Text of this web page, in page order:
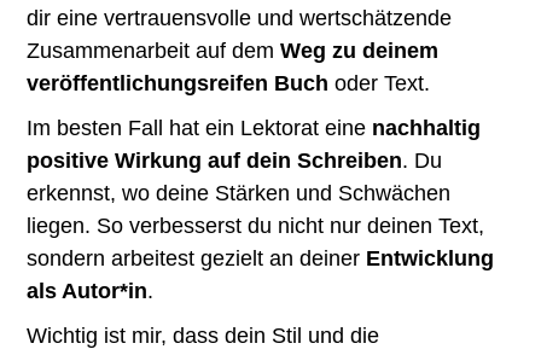
dir eine vertrauensvolle und wertschätzende
Zusammenarbeit auf demWeg zu deinem
veröffentlichungsreifen Buch oder Text.
Im besten Fall hat ein Lektorat eine nachhaltig
positive Wirkung auf dein Schreiben. Du
erkennst, wo deine Stärken und Schwächen
liegen. So verbesserst du nicht nur deinen Text,
sondern arbeitest gezielt an deiner Entwicklung
als Autor*in.
Wichtig ist mir, dass dein Stil und die